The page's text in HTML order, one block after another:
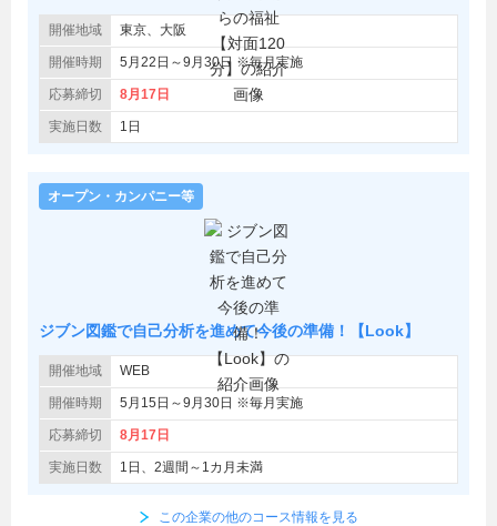
開催地域 東京、大阪
開催時期 5月22日～9月30日 ※毎月実施
応募締切 8月17日
実施日数 1日
オープン・カンパニー等
ジブン図鑑で自己分析を進めて今後の準備！【Look】
開催地域 WEB
開催時期 5月15日～9月30日 ※毎月実施
応募締切 8月17日
実施日数 1日、2週間～1カ月未満
この企業の他のコース情報を見る